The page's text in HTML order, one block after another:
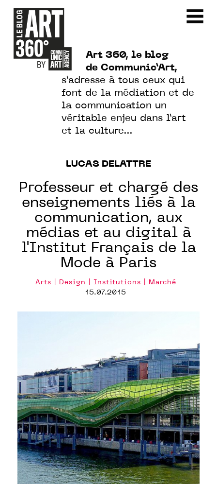
Art 360, le blog
de Communic’Art,
s’adresse à tous ceux qui
font de la médiation et de
la communication un
véritable enjeu dans l’art
et la culture…
LUCAS DELATTRE
Professeur et chargé des
enseignements liés à la
communication, aux
médias et au digital à
l'Institut Français de la
Mode à Paris
Arts | Design | Institutions | Marché
15.07.2015